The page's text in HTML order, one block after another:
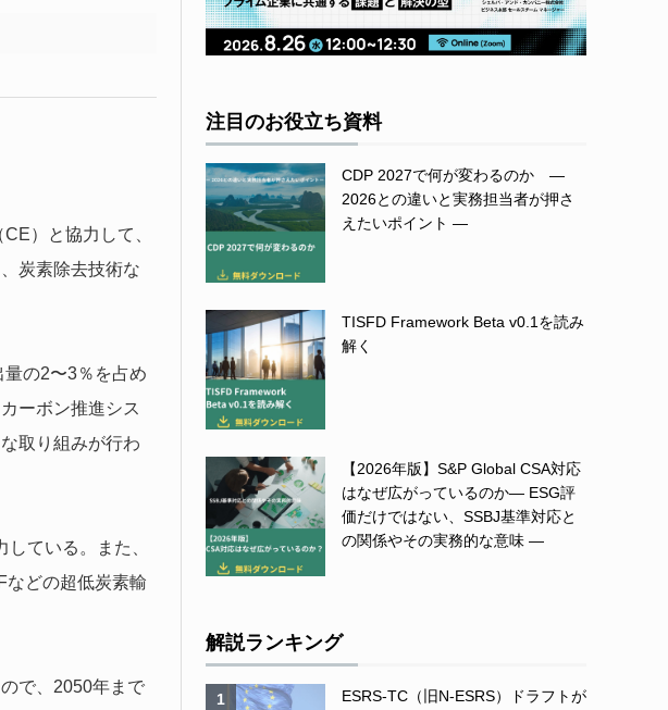
）と協力して、
炭素除去技術な
の2〜3％を占め
ーボン推進シス
取り組みが行わ
ている。また、
などの超低炭素輸
で、2050年まで
注目のお役立ち資料
CDP 2027で何が変わるのか ―
2026との違いと実務担当者が押さ
えたいポイント ―
TISFD Framework Beta v0.1を読み
解く
【2026年版】S&P Global CSA対応
はなぜ広がっているのか― ESG評
価だけではない、SSBJ基準対応と
の関係やその実務的な意味 ―
解説ランキング
1
ESRS-TC（旧N-ESRS）ドラフトが